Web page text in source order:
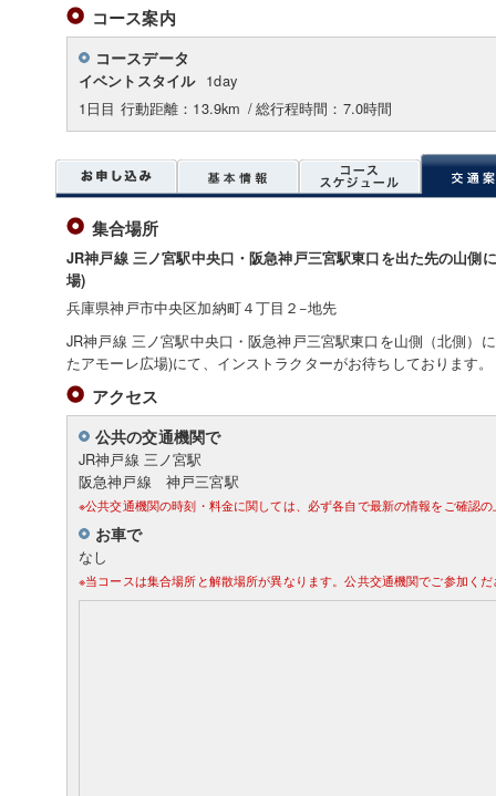
コース案内
コースデータ
イベントスタイル 1day
1日目 行動距離：13.9km /総行程時間：7.0時間
集合場所
JR神戸線 三ノ宮駅中央口・阪急神戸三宮駅東口を出た先の山側
場)
兵庫県神戸市中央区加納町４丁目２−地先
JR神戸線 三ノ宮駅中央口・阪急神戸三宮駅東口を山側（北側）
たアモーレ広場)にて、インストラクターがお待ちしております
アクセス
公共の交通機関で
JR神戸線 三ノ宮駅
阪急神戸線 神戸三宮駅
※公共交通機関の時刻・料金に関しては、必ず各自で最新の情報をご確認
お車で
なし
※当コースは集合場所と解散場所が異なります。公共交通機関でご参加く